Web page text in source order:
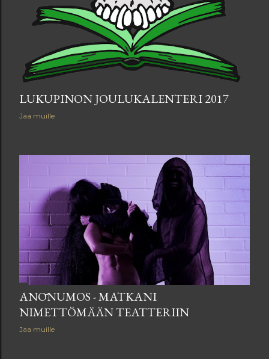
LUKUPINON JOULUKALENTERI 2017
Jaa muille
ANŌNUMOS - MATKANI
NIMETTÖMÄÄN TEATTERIIN
Jaa muille